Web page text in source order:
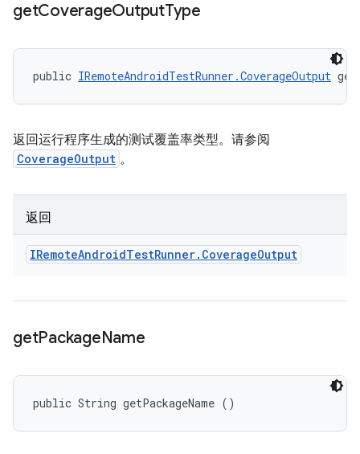
getCoverageOutputType
public IRemoteAndroidTestRunner.CoverageOutput
返回运行程序生成的测试覆盖率类型。请参阅
CoverageOutput 。
返回
IRemoteAndroidTestRunner. CoverageOutput
getPackageName
public String getPackageName ()